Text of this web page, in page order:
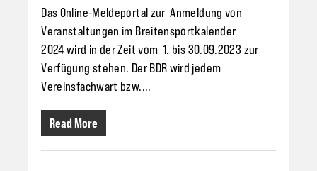
Das Online-Meldeportal zur Anmeldung von
Veranstaltungen im Breitensportkalender
2024 wird in der Zeit vom 1. bis 30.09.2023 zur
Verfügung stehen. Der BDR wird jedem
Vereinsfachwart bzw....
Read More